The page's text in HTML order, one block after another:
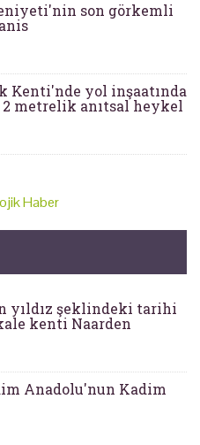
son görkemli
Kenti'nde yol inşaatında
2 metrelik anıtsal heykel
yıldız şeklindeki tarihi
kenti Naarden
Anadolu'nun Kadim